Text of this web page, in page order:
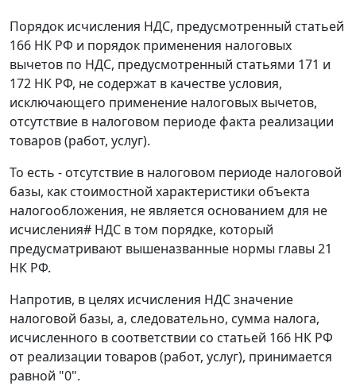
Порядок исчисления НДС, предусмотренный статьей
166 НК РФ и порядок применения налоговых
вычетов по НДС, предусмотренный статьями 171 и
172 НК РФ, не содержат в качестве условия,
исключающего применение налоговых вычетов,
отсутствие в налоговом периоде факта реализации
товаров (работ, услуг).
То есть - отсутствие в налоговом периоде налоговой
базы, как стоимостной характеристики объекта
налогообложения, не является основанием для не
исчисления# НДС в том порядке, который
предусматривают вышеназванные нормы главы 21
НК РФ.
Напротив, в целях исчисления НДС значение
налоговой базы, а, следовательно, сумма налога,
исчисленного в соответствии со статьей 166 НК РФ
от реализации товаров (работ, услуг), принимается
равной "0".